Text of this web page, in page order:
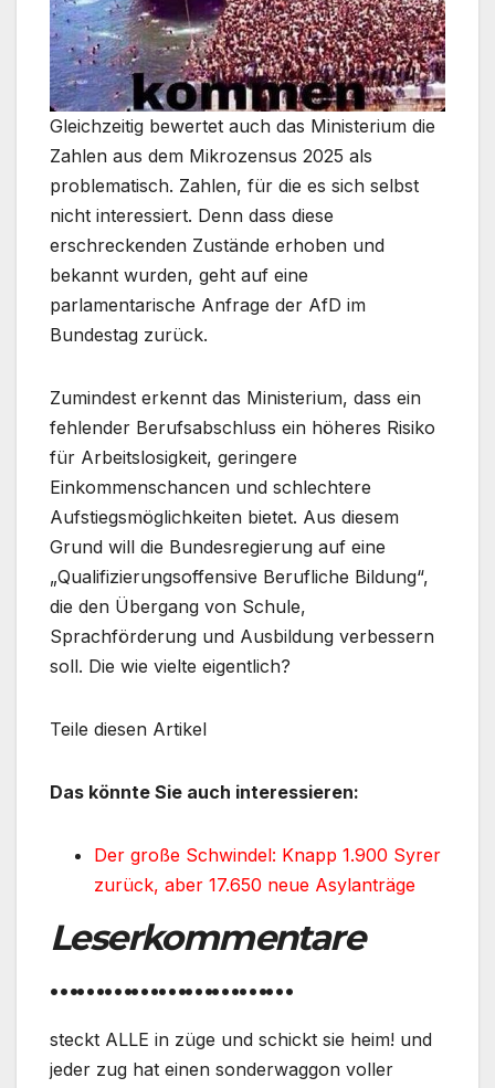
Gleichzeitig bewertet auch das Ministerium die
Zahlen aus dem Mikrozensus 2025 als
problematisch. Zahlen, für die es sich selbst
nicht interessiert. Denn dass diese
erschreckenden Zustände erhoben und
bekannt wurden, geht auf eine
parlamentarische Anfrage der AfD im
Bundestag zurück.
Zumindest erkennt das Ministerium, dass ein
fehlender Berufsabschluss ein höheres Risiko
für Arbeitslosigkeit, geringere
Einkommenschancen und schlechtere
Aufstiegsmöglichkeiten bietet. Aus diesem
Grund will die Bundesregierung auf eine
„Qualifizierungsoffensive Berufliche Bildung“,
die den Übergang von Schule,
Sprachförderung und Ausbildung verbessern
soll. Die wie vielte eigentlich?
Teile diesen Artikel
Das könnte Sie auch interessieren:
Der große Schwindel: Knapp 1.900 Syrer
zurück, aber 17.650 neue Asylanträge
Leserkommentare
………………………
steckt ALLE in züge und schickt sie heim! und
jeder zug hat einen sonderwaggon voller